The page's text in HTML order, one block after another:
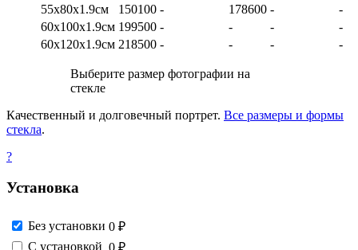
55х80х1.9см
150100 - 178600 -
-
60х100х1.9см 199500 - - -
-
60х120х1.9см 218500 - - - -
Выберите размер фотографии на
стекле
Качественный и долговечный портрет. Все размеры и формы
стекла.
?
Установка
Без установки 0 ₽
С установкой 0 ₽